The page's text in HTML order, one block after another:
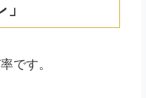
です。